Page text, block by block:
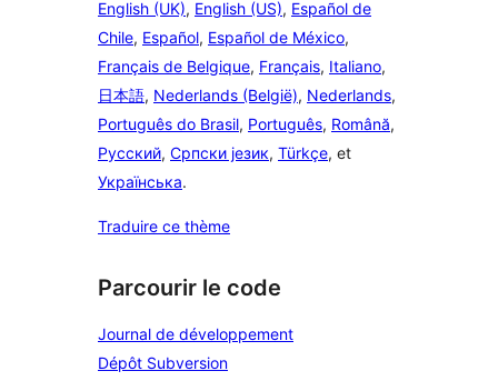
English (UK), English (US), Español de
Chile, Español, Español de México,
Français de Belgique, Français, Italiano,
日本語, Nederlands (België), Nederlands,
Português do Brasil, Português, Română,
Русский, Српски језик, Türkçe, et
Українська.
Traduire ce thème
Parcourir le code
Journal de développement
Dépôt Subversion